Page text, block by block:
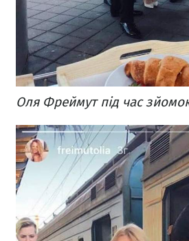
Оля Фреймут під час